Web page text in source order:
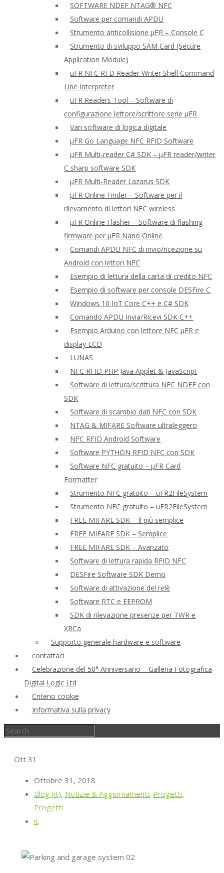
SOFTWARE NDEF NTAG® NFC
Software per comandi APDU
Strumento anticollisione μFR – Console C
Strumento di sviluppo SAM Card (Secure
Application Module)
uFR NFC RFD Reader Writer Shell Command
Line Interpreter
uFR Readers Tool – Software di
configurazione lettore/scrittore serie μFR
Vari software di logica digitale
μFR Go Language NFC RFID Software
μFR Multi-reader C# SDK – μFR reader/writer
C sharp software SDK
μFR Multi-Reader Lazarus SDK
μFR Online Finder – Software per il
rilevamento di lettori NFC wireless
μFR Online Flasher – Software di flashing
firmware per μFR Nano Online
Comandi APDU NFC di invio/ricezione su
Android con lettori NFC
Esempio di lettura della carta di credito NFC
Esempio di software per console DESFire C
Windows 10 IoT Core C++ e C# SDK
Comando APDU Invia/Ricevi SDK C++
Esempio Arduino con lettore NFC μFR e
display LCD
LUNAS
NFC RFID PHP Java Applet & JavaScript
Software di lettura/scrittura NFC NDEF con
SDK
Software di scambio dati NFC con SDK
NTAG & MIFARE Software ultraleggero
NFC RFID Android Software
Software PYTHON RFID NFC con SDK
Software NFC gratuito – μFR Card
Formatter
Strumento NFC gratuito – uFR2FileSystem
Strumento NFC gratuito – uFR2FileSystem
FREE MIFARE SDK – Il più semplice
FREE MIFARE SDK – Semplice
FREE MIFARE SDK – Avanzato
Software di lettura rapida RFID NFC
DESFire Software SDK Demo
Software di attivazione del relè
Software RTC e EEPROM
SDK di rilevazione presenze per TWR e
XRCa
Supporto generale hardware e software
contattaci
Celebrazione del 50° Anniversario – Galleria Fotografica
Digital Logic Ltd
Criterio cookie
Informativa sulla privacy
Ott 31
Ottobre 31, 2018
Blog (it), Notizie & Aggiornamenti, Progetti,
Progetti
it